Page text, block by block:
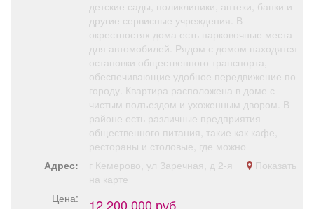
детские сады, поликлиники, аптеки, банки и
другие сервисные учреждения. В
окрестностях дома есть парковочные места
для автомобилей. Рядом с домом находятся
остановки общественного транспорта,
обеспечивающие удобное передвижение по
городу. Квартира расположена в доме с
чистым подъездом и ухоженным двором. В
районе есть различные предприятия
общественного питания, такие как кафе,
рестораны и столовые, где можно
Адрес:
г Кемерово, ул Заречная, д 2-я
Показать
на карте
Цена:
12 200 000 руб.